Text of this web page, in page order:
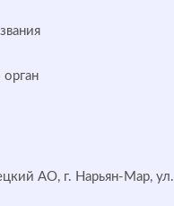
АО, г. Нарьян-Мар, ул.